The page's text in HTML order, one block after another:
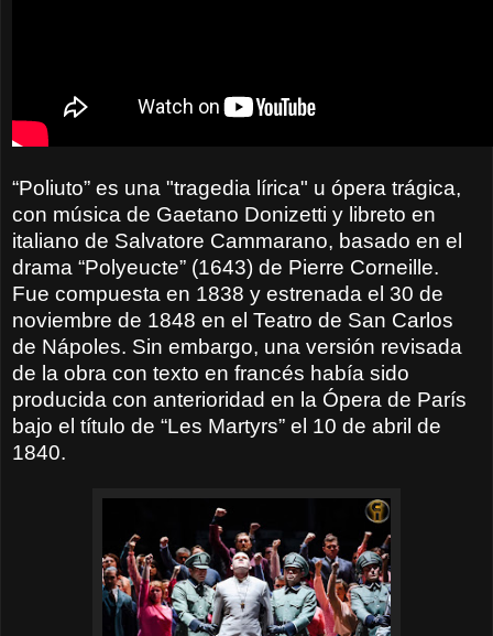
“Poliuto” es una "tragedia lírica" u ópera trágica,
con música de Gaetano Donizetti y libreto en
italiano de Salvatore Cammarano, basado en el
drama “Polyeucte” (1643) de Pierre Corneille.
Fue compuesta en 1838 y estrenada el 30 de
noviembre de 1848 en el Teatro de San Carlos
de Nápoles. Sin embargo, una versión revisada
de la obra con texto en francés había sido
producida con anterioridad en la Ópera de París
bajo el título de “Les Martyrs” el 10 de abril de
1840.